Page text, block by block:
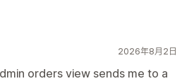
2026年8月2日
orders view sends me to a